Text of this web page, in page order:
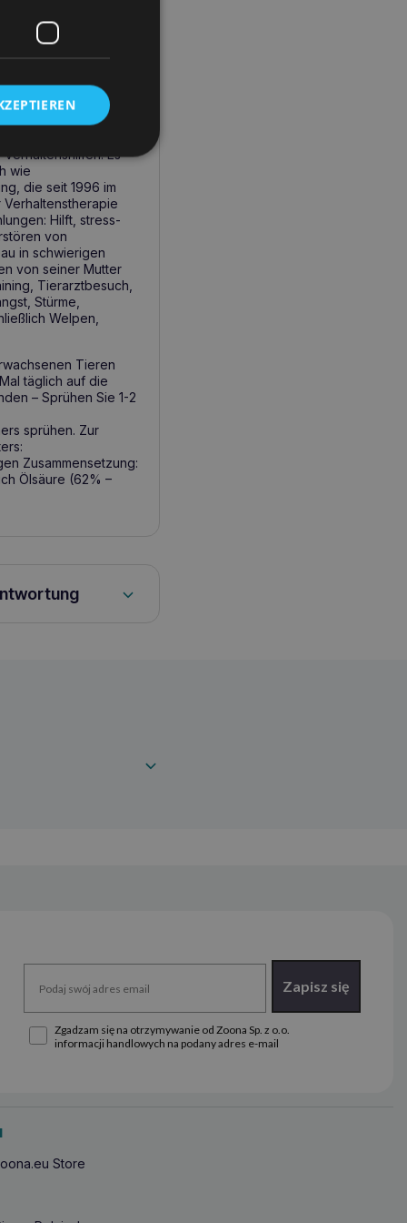
Es
wie
die seit 1996 im
Hilft, stress-
von
in schwierigen
von seiner Mutter
Tierarztbesuch,
Stürme,
Welpen,
Tieren
täglich auf die
– Sprühen Sie 1-2
sprühen. Zur
Zusammensetzung:
Ölsäure (62% –
Zapisz się
Zgadzam się na otrzymywanie od Zoona Sp. z o.o.
informacji handlowych na podany adres e-mail
Store